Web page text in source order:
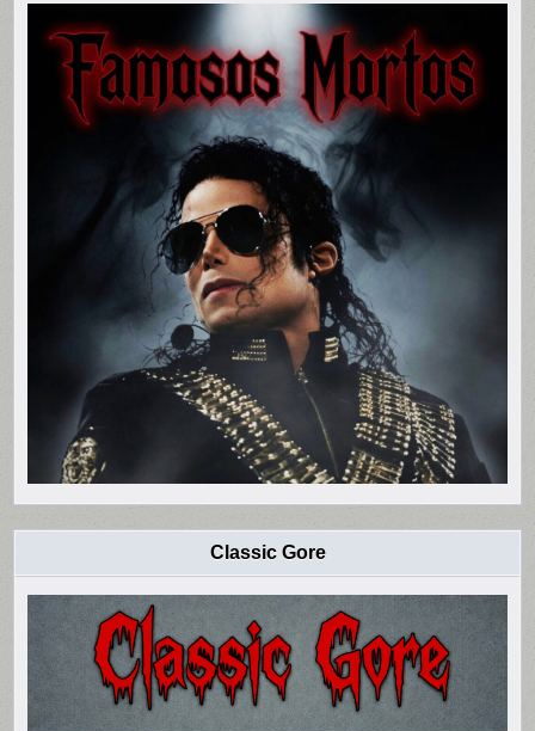
Classic Gore